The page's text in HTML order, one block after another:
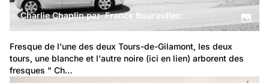
Charlie Chaplin par Franck Bouroullec
Fresque de l'une des deux Tours-de-Gilamont, les deux
tours, une blanche et l'autre noire (ici en lien) arborent des
fresques " Ch…